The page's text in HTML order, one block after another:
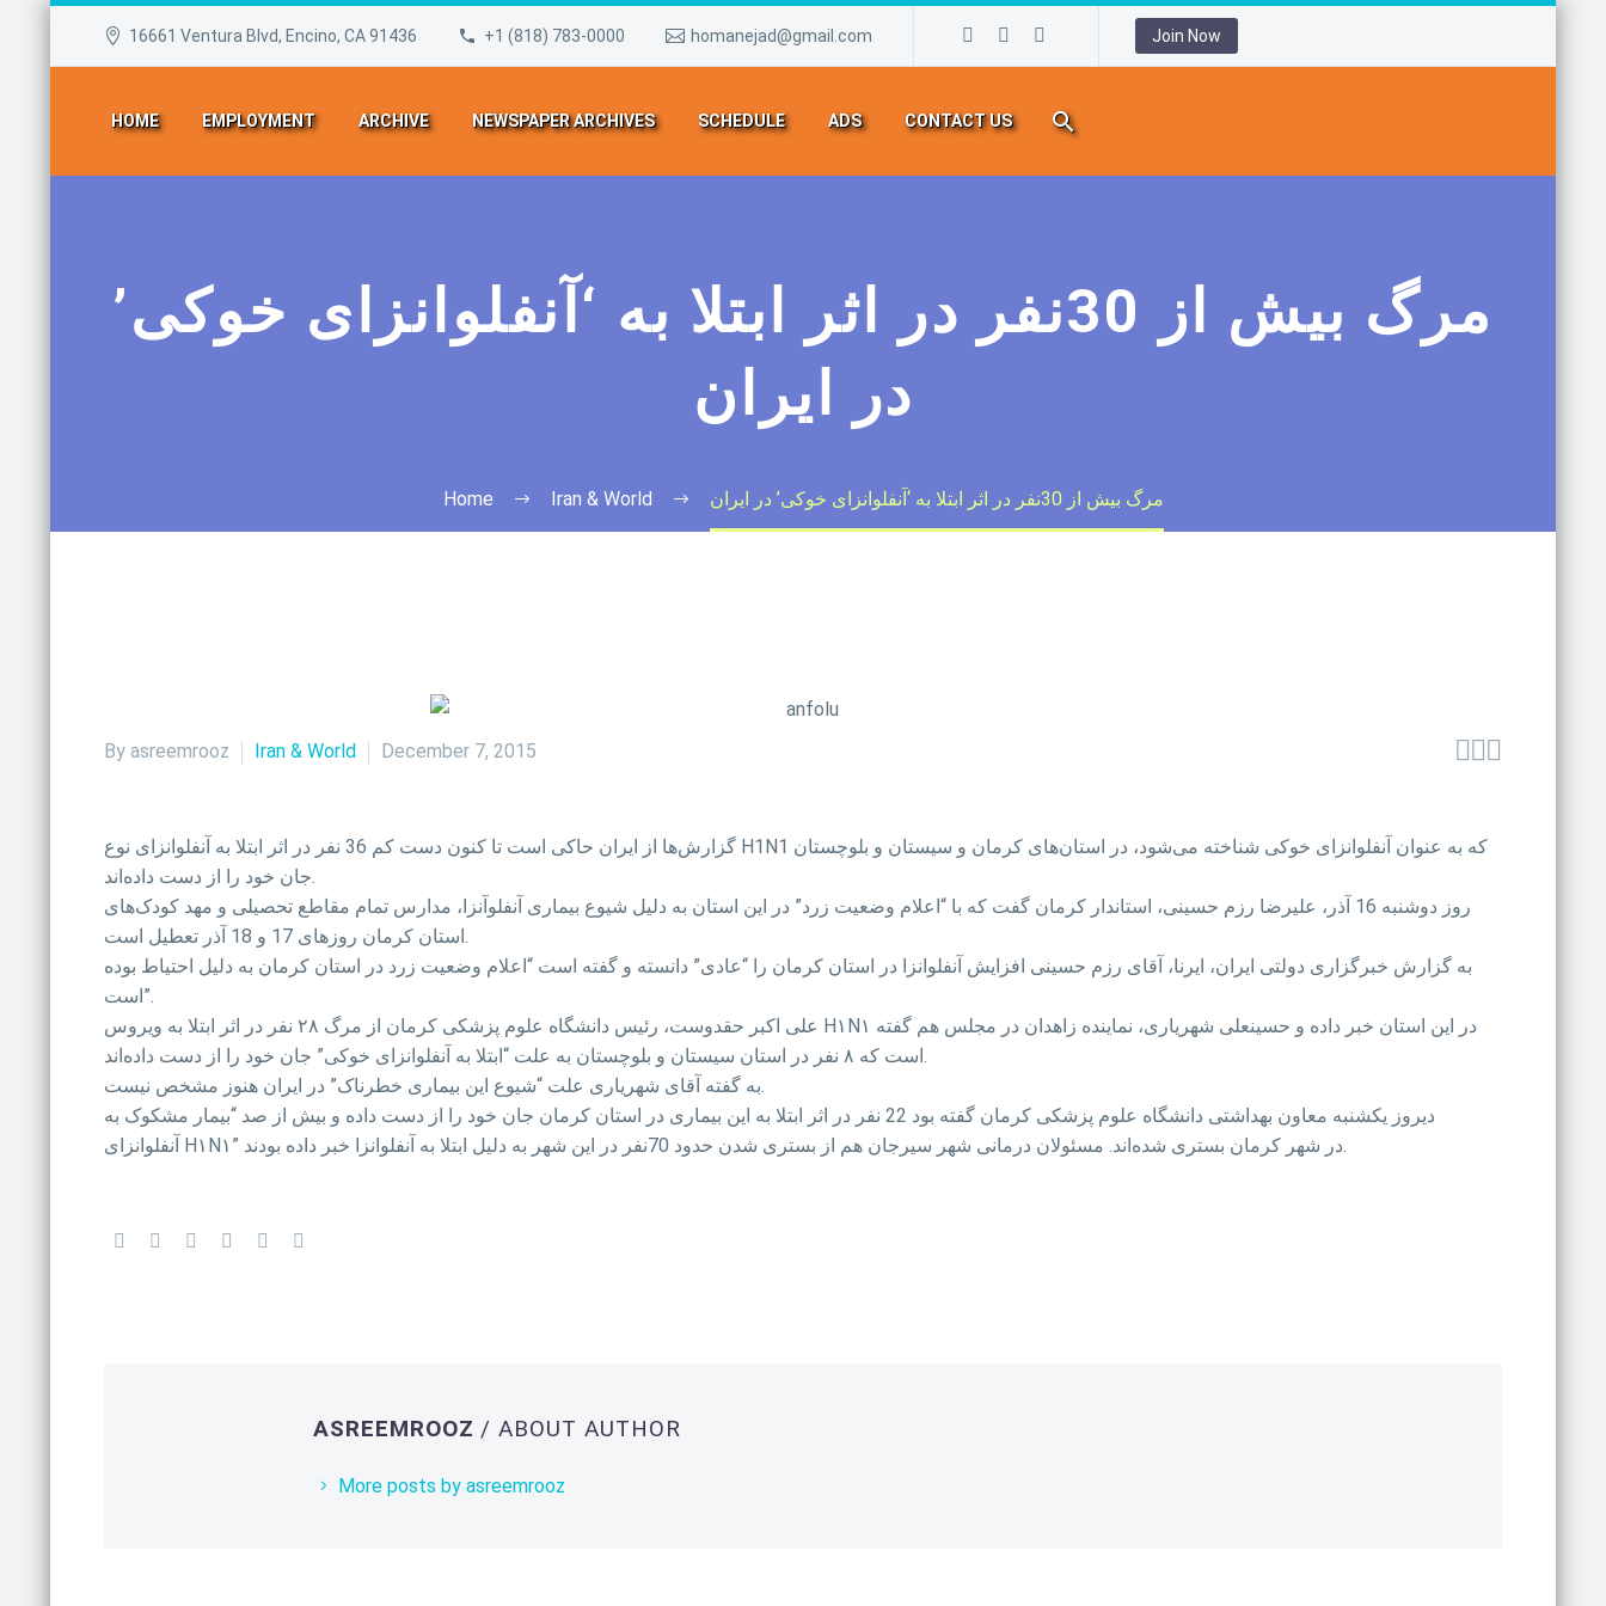
16661 Ventura Blvd, Encino, CA 91436 +1 (818) 783-0000 homanejad@gmail.com Join Now
HOME EMPLOYMENT ARCHIVE NEWSPAPER ARCHIVES SCHEDULE ADS CONTACT US
مرگ بیش از 30نفر در اثر ابتلا به ‘آنفلوانزای خوکی’
در ایران
Home Iran & World مرگ بیش از 30نفر در اثر ابتلا به ‘آنفلوانزای خوکی’ در ایران

By asreemrooz Iran & World December 7, 2015
گزارش‌ها از ایران حاکی است تا کنون دست کم 36 نفر در اثر ابتلا به آنفلوانزای نوع H1N1 که به عنوان آنفلوانزای خوکی شناخته می‌شود، در استان‌های کرمان و سیستان و بلوچستان
جان خود را از دست داده‌اند.
روز دوشنبه 16 آذر، علیرضا رزم حسینی، استاندار کرمان گفت که با “اعلام وضعیت زرد” در این استان به دلیل شیوع بیماری آنفلوآنزا، مدارس تمام مقاطع تحصیلی و مهد کودک‌های
استان کرمان روزهای 17 و 18 آذر تعطیل است.
به گزارش خبرگزاری دولتی ایران، ایرنا، آقای رزم حسینی افزایش آنفلوانزا در استان کرمان را “عادی” دانسته و گفته است “اعلام وضعیت زرد در استان کرمان به دلیل احتیاط بوده
است”.
علی اکبر حقدوست، رئیس دانشگاه علوم پزشکی کرمان از مرگ ۲۸ نفر در اثر ابتلا به ویروس H۱N۱ در این استان خبر داده و حسینعلی شهریاری، نماینده زاهدان در مجلس هم گفته
است که ۸ نفر در استان سیستان و بلوچستان به علت “ابتلا به آنفلوانزای خوکی” جان خود را از دست داده‌اند.
به گفته آقای شهریاری علت “شیوع این بیماری خطرناک” در ایران هنوز مشخص نیست.
دیروز یکشنبه معاون بهداشتی دانشگاه علوم پزشکی کرمان گفته بود 22 نفر در اثر ابتلا به این بیماری در استان کرمان جان خود را از دست داده‌ و بیش از صد “بیمار مشکوک به
آنفلوانزای H۱N۱” در شهر کرمان بستری شده‌اند. مسئولان درمانی شهر سیرجان هم از بستری شدن حدود 70نفر در این شهر به دلیل ابتلا به آنفلوانزا خبر داده‌ بودند.
ASREEMROOZ / ABOUT AUTHOR
More posts by asreemrooz